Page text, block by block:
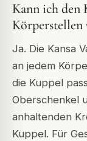
Kann ich den
Körperstellen
Ja. Die Kansa
an jedem
die Kuppel
Oberschenkel
anhaltenden
Kuppel. Für